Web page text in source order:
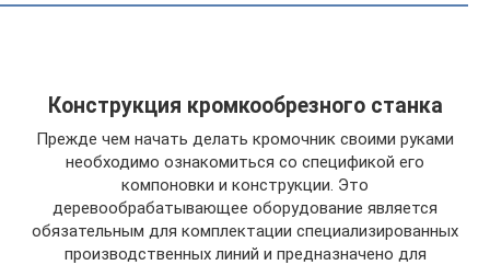
Конструкция кромкообрезного станка
Прежде чем начать делать кромочник своими руками
необходимо ознакомиться со спецификой его
компоновки и конструкции. Это
деревообрабатывающее оборудование является
обязательным для комплектации специализированных
производственных линий и предназначено для